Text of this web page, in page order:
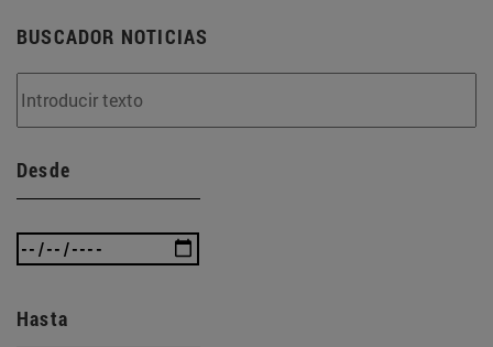
BUSCADOR NOTICIAS
Desde
Hasta